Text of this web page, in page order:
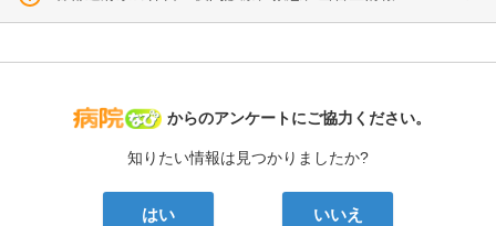
病院なび
からのアンケートにご協力ください。
知りたい情報は見つかりましたか?
はい いいえ